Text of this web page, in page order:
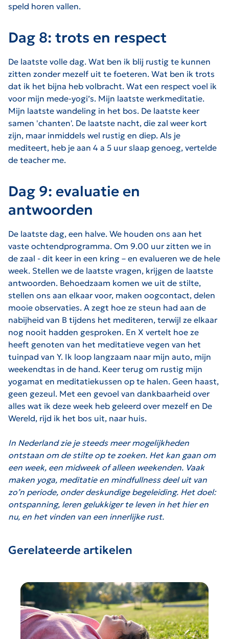
speld horen vallen.
Dag 8: trots en respect
De laatste volle dag. Wat ben ik blij rustig te kunnen
zitten zonder mezelf uit te foeteren. Wat ben ik trots
dat ik het bijna heb volbracht. Wat een respect voel ik
voor mijn mede-yogi’s. Mijn laatste werkmeditatie.
Mijn laatste wandeling in het bos. De laatste keer
samen 'chanten'. De laatste nacht, die zal weer kort
zijn, maar inmiddels wel rustig en diep. Als je
mediteert, heb je aan 4 a 5 uur slaap genoeg, vertelde
de teacher me.
Dag 9: evaluatie en
antwoorden
De laatste dag, een halve. We houden ons aan het
vaste ochtendprogramma. Om 9.00 uur zitten we in
de zaal - dit keer in een kring – en evalueren we de hele
week. Stellen we de laatste vragen, krijgen de laatste
antwoorden. Behoedzaam komen we uit de stilte,
stellen ons aan elkaar voor, maken oogcontact, delen
mooie observaties. A zegt hoe ze steun had aan de
nabijheid van B tijdens het mediteren, terwijl ze elkaar
nog nooit hadden gesproken. En X vertelt hoe ze
heeft genoten van het meditatieve vegen van het
tuinpad van Y. Ik loop langzaam naar mijn auto, mijn
weekendtas in de hand. Keer terug om rustig mijn
yogamat en meditatiekussen op te halen. Geen haast,
geen gezeul. Met een gevoel van dankbaarheid over
alles wat ik deze week heb geleerd over mezelf en De
Wereld, rijd ik het bos uit, naar huis.
In Nederland zie je steeds meer mogelijkheden
ontstaan om de stilte op te zoeken. Het kan gaan om
een week, een midweek of alleen weekenden. Vaak
maken yoga, meditatie en mindfullness deel uit van
zo’n periode, onder deskundige begeleiding. Het doel:
ontspanning, leren gelukkiger te leven in het hier en
nu, en het vinden van een innerlijke rust.
Gerelateerde artikelen